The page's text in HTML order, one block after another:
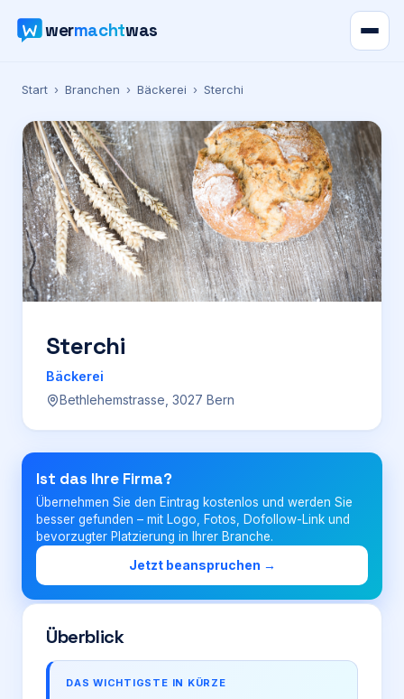
wermachtwas
Verzeichnis
Karte
News
Ratgeber
Werbung
Preise
Für Firmen
Login
Firma eintragen
Start › Branchen › Bäckerei › Sterchi
Sterchi
Bäckerei
Bethlehemstrasse, 3027 Bern
Ist das Ihre Firma?
Übernehmen Sie den Eintrag kostenlos und werden Sie
besser gefunden – mit Logo, Fotos, Dofollow-Link und
bevorzugter Platzierung in Ihrer Branche.
Jetzt beanspruchen →
Überblick
DAS WICHTIGSTE IN KÜRZE